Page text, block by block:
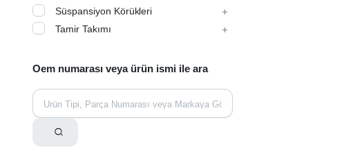
Süspansiyon Körükleri
Tamir Takımı
Oem numarası veya ürün ismi ile ara